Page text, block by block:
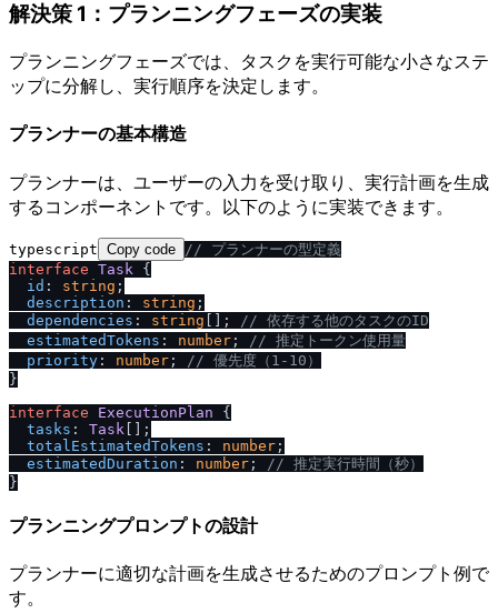
解決策 1：プランニングフェーズの実装
プランニングフェーズでは、タスクを実行可能な小さなステ
ップに分解し、実行順序を決定します。
プランナーの基本構造
プランナーは、ユーザーの入力を受け取り、実行計画を生成
するコンポーネントです。以下のように実装できます。
typescript Copy code / / プランナーの型定義
interface Task {
id : string ;
description : string ;
dependencies : string []; / / 依存する他のタスクのID
estimatedTokens : number ; / / 推定トークン使用量
priority : number ; / / 優先度（1-10）
}
interface
ExecutionPlan {
tasks : Task [];
totalEstimatedTokens : number ;
estimatedDuration : number ; / / 推定実行時間（秒）
プランニングプロンプトの設計
プランナーに適切な計画を生成させるためのプロンプト例で
す。